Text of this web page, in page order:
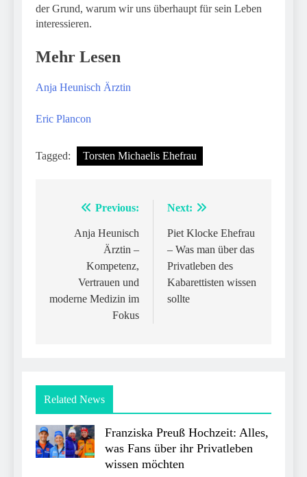
der Grund, warum wir uns überhaupt für sein Leben
interessieren.
Mehr Lesen
Anja Heunisch Ärztin
Eric Plancon
Tagged: Torsten Michaelis Ehefrau
navigation
Previous:
Anja Heunisch
Ärztin –
Kompetenz,
Vertrauen und
moderne Medizin im
Fokus
Next:
Piet Klocke Ehefrau
– Was man über das
Privatleben des
Kabarettisten wissen
sollte
Related News
Franziska Preuß Hochzeit: Alles,
was Fans über ihr Privatleben
wissen möchten